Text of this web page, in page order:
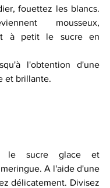
fouettez les blancs.
mousseux,
à petit le sucre en
l'obtention d'une
et brillante.
le sucre glace et
A l'aide d'une
délicatement. Divisez